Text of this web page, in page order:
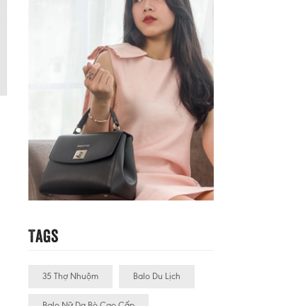
Tags
35 Thợ Nhuộm Balo Du Lịch